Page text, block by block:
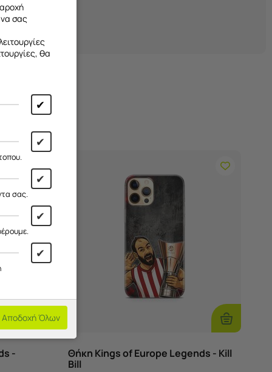
Επιλογές
-
Επιλογές
Θήκη Kings of Europe Legends - Kill
Bill
σας
θα
✔
✔
✔
σας.
✔
✔
Αποδοχή Όλων